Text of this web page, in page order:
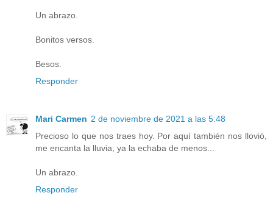
Un abrazo.
Bonitos versos.
Besos.
Responder
Mari Carmen 2 de noviembre de 2021 a las 5:48
Precioso lo que nos traes hoy. Por aquí también nos llovió,
me encanta la lluvia, ya la echaba de menos...
Un abrazo.
Responder